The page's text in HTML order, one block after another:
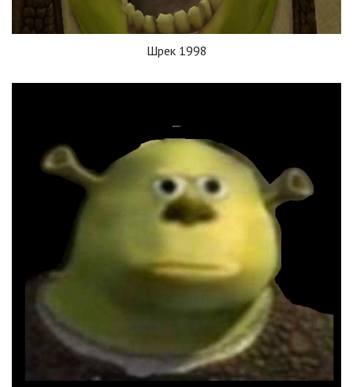
Шрек 1998